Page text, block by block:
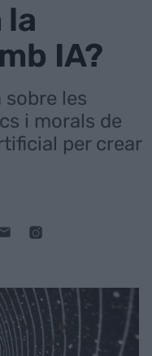
la
IA?
sobre les
i morals de
per crear